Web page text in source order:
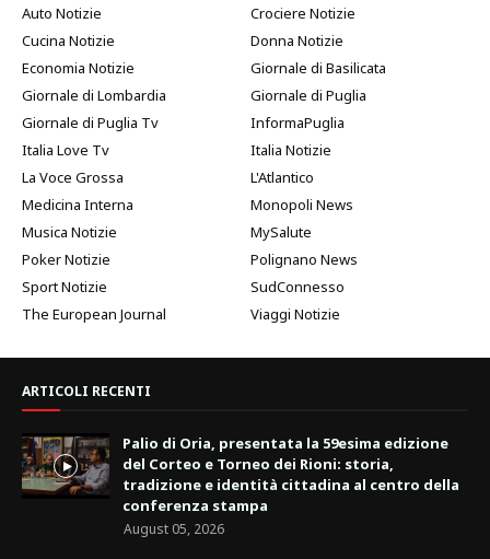
Auto Notizie
Crociere Notizie
Cucina Notizie
Donna Notizie
Economia Notizie
Giornale di Basilicata
Giornale di Lombardia
Giornale di Puglia
Giornale di Puglia Tv
InformaPuglia
Italia Love Tv
Italia Notizie
La Voce Grossa
L'Atlantico
Medicina Interna
Monopoli News
Musica Notizie
MySalute
Poker Notizie
Polignano News
Sport Notizie
SudConnesso
The European Journal
Viaggi Notizie
ARTICOLI RECENTI
Palio di Oria, presentata la 59esima edizione
del Corteo e Torneo dei Rioni: storia,
tradizione e identità cittadina al centro della
conferenza stampa
August 05, 2026